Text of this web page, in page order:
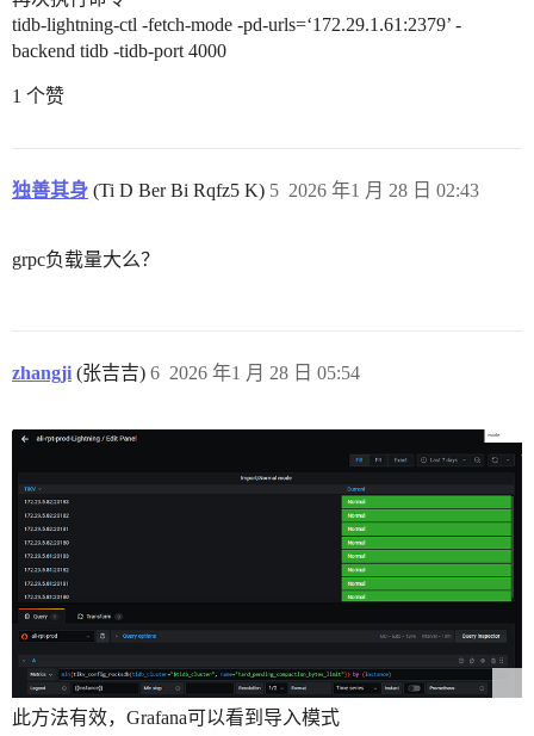
tidb-lightning-ctl -fetch-mode -pd-urls=‘172.29.1.61:2379’ -
backend tidb -tidb-port 4000
1 个赞
独善其身 (Ti D Ber Bi Rqfz5 K) 2026 年1 月 28 日 02:43
5
grpc负载量大么？
zhangji (张吉吉) 2026 年1 月 28 日 05:54
6
此方法有效，Grafana可以看到导入模式